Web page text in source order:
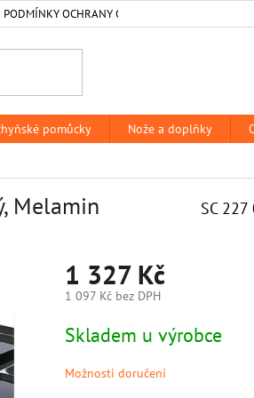
PODMÍNKY OCHRANY OSOBNÍCH ÚDAJŮ
pomůcky Nože a doplňky
Melamin SC 227
1 327 Kč
1 097 Kč bez DPH
cena:
Skladem u výrobce
Možnosti doručení